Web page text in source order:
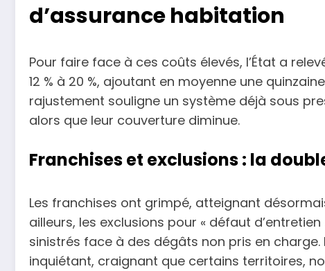
d’assurance habitation
Pour faire face à ces coûts élevés, l’État a
12 % à 20 %, ajoutant en moyenne une
rajustement souligne un système déjà sous
alors que leur couverture diminue.
Franchises et exclusions : la
Les franchises ont grimpé, atteignant
ailleurs, les exclusions pour « défaut
sinistrés face à des dégâts non pris en charge.
inquiétant, craignant que certains territoires,